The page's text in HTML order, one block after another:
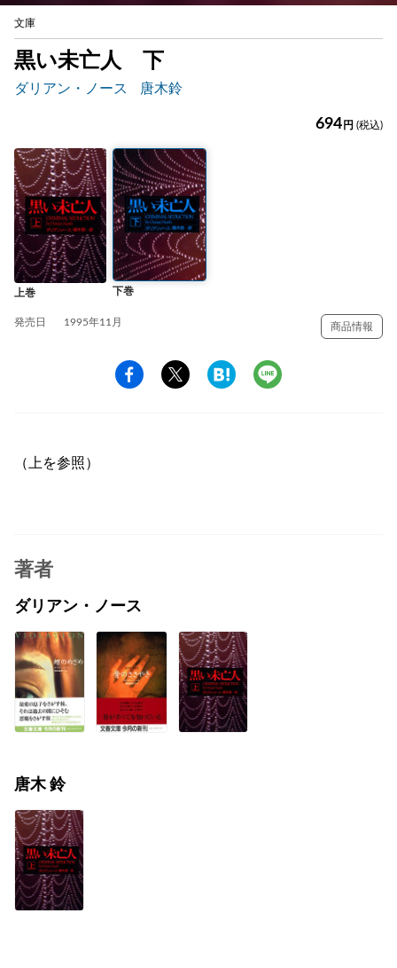
文庫
黒い未亡人 下
ダリアン・ノース 唐木鈴
694 円 (税込)
上巻 下巻
発売日 1995年11月 商品情報
（上を参照）
著者
ダリアン・ノース
唐木 鈴